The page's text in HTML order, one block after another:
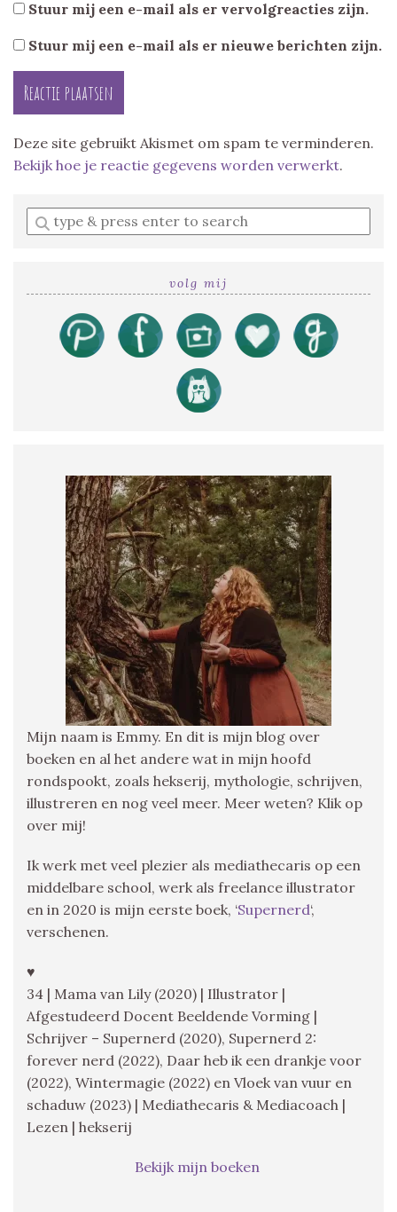
Stuur mij een e-mail als er vervolgreacties zijn.
Stuur mij een e-mail als er nieuwe berichten zijn.
Deze site gebruikt Akismet om spam te verminderen.
Bekijk hoe je reactie gegevens worden verwerkt.
Enter
a
volg mij
Mijn naam is Emmy. En dit is mijn blog over
boeken en al het andere wat in mijn hoofd
rondspookt, zoals hekserij, mythologie, schrijven,
illustreren en nog veel meer. Meer weten? Klik op
over mij!
Ik werk met veel plezier als mediathecaris op een
middelbare school, werk als freelance illustrator
en in 2020 is mijn eerste boek, ‘Supernerd‘,
verschenen.
♥
34 | Mama van Lily (2020) | Illustrator |
Afgestudeerd Docent Beeldende Vorming |
Schrijver – Supernerd (2020), Supernerd 2:
forever nerd (2022), Daar heb ik een drankje voor
(2022), Wintermagie (2022) en Vloek van vuur en
schaduw (2023) | Mediathecaris & Mediacoach |
Lezen | hekserij
Bekijk mijn boeken